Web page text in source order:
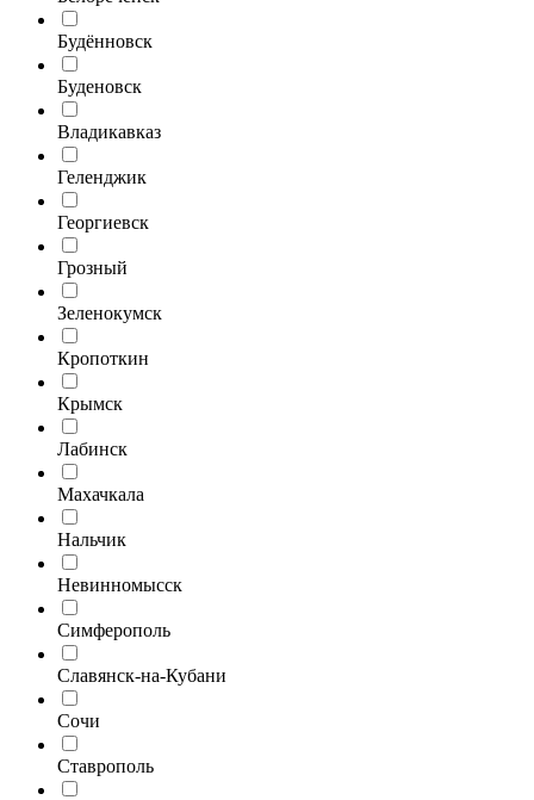
Будённовск
Буденовск
Владикавказ
Геленджик
Георгиевск
Грозный
Зеленокумск
Кропоткин
Крымск
Лабинск
Махачкала
Нальчик
Невинномысск
Симферополь
Славянск-на-Кубани
Сочи
Ставрополь